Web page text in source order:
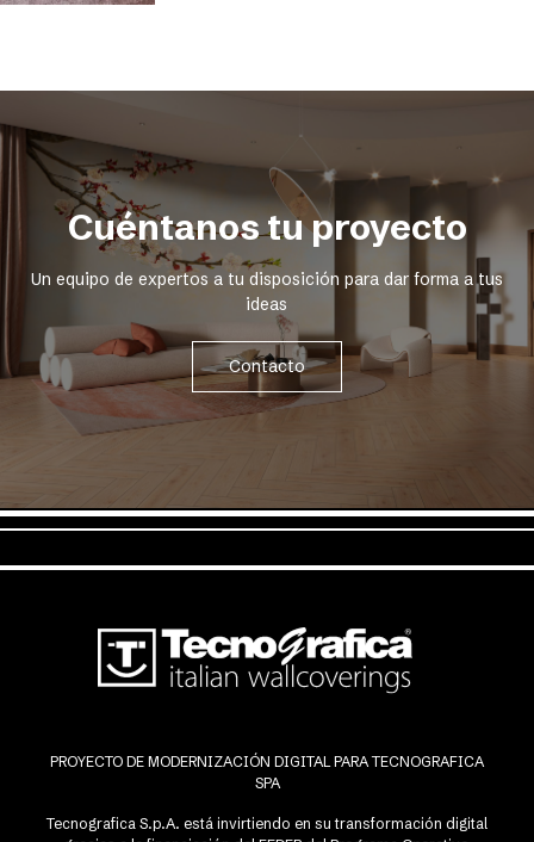
Cuéntanos tu proyecto
Un equipo de expertos a tu disposición para dar forma a tus
ideas
Contacto
PROYECTO DE MODERNIZACIÓN DIGITAL PARA TECNOGRAFICA
SPA
Tecnografica S.p.A. está invirtiendo en su transformación digital